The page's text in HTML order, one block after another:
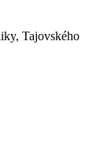
Tajovského